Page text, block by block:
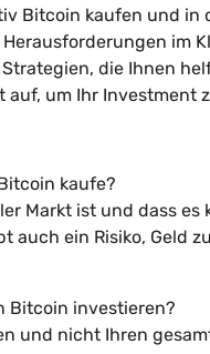
Bitcoin kaufen und
im
die Ihnen
auf, um Ihr Investment
kaufe?
Markt ist und dass
auch ein Risiko, Geld
Bitcoin investieren?
und nicht Ihren